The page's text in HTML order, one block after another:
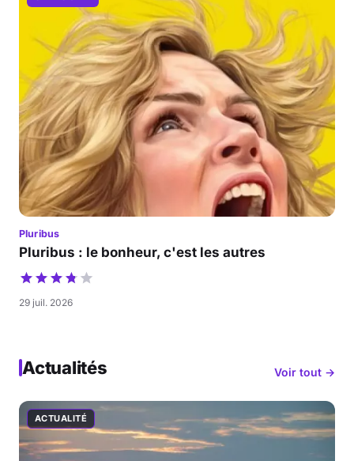
Pluribus
Pluribus : le bonheur, c'est les autres
29 juil. 2026
Actualités Voir tout →
ACTUALITÉ